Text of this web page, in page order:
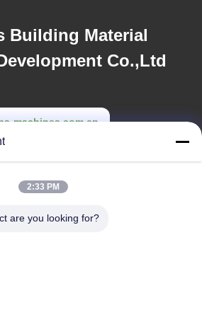
Building Material
Co.,Ltd
machines.com.cn
2:33 PM
are you looking for?